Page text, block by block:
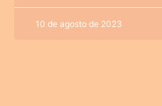
10 de agosto de 2023